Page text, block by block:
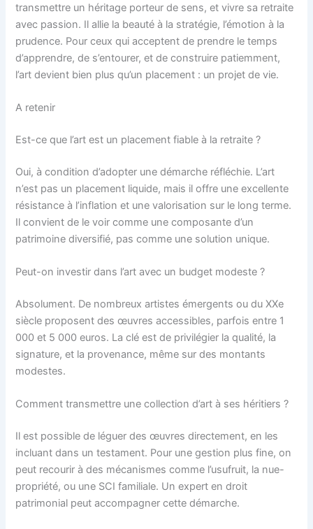
transmettre un héritage porteur de sens, et vivre sa retraite
avec passion. Il allie la beauté à la stratégie, l’émotion à la
prudence. Pour ceux qui acceptent de prendre le temps
d’apprendre, de s’entourer, et de construire patiemment,
l’art devient bien plus qu’un placement : un projet de vie.
A retenir
Est-ce que l’art est un placement fiable à la retraite ?
Oui, à condition d’adopter une démarche réfléchie. L’art
n’est pas un placement liquide, mais il offre une excellente
résistance à l’inflation et une valorisation sur le long terme.
Il convient de le voir comme une composante d’un
patrimoine diversifié, pas comme une solution unique.
Peut-on investir dans l’art avec un budget modeste ?
Absolument. De nombreux artistes émergents ou du XXe
siècle proposent des œuvres accessibles, parfois entre 1
000 et 5 000 euros. La clé est de privilégier la qualité, la
signature, et la provenance, même sur des montants
modestes.
Comment transmettre une collection d’art à ses héritiers ?
Il est possible de léguer des œuvres directement, en les
incluant dans un testament. Pour une gestion plus fine, on
peut recourir à des mécanismes comme l’usufruit, la nue-
propriété, ou une SCI familiale. Un expert en droit
patrimonial peut accompagner cette démarche.